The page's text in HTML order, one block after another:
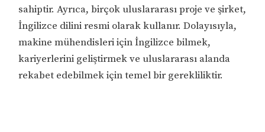
sahiptir. Ayrıca, birçok uluslararası proje ve şirket,
İngilizce dilini resmi olarak kullanır. Dolayısıyla,
makine mühendisleri için İngilizce bilmek,
kariyerlerini geliştirmek ve uluslararası alanda
rekabet edebilmek için temel bir gerekliliktir.